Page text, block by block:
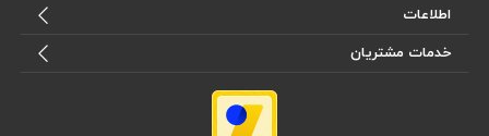
می‌شود. حتی راحتی بیشتری برای کاربران فراهم می‌آورد.
نکته جالب اینکه در خرید دستکش ایمنی نیز ویژگی‌هایی مثل مقاومت، راحتی،
طراحی ارگونومیک و ایمنی اهمیت زیادی دارد؛ پس انتخاب محصولاتی با
استانداردهای معتبر و کیفیت ساخت بالا کلید کارکرد بهتر و ایمن‌تر است. در
اطلاعات
خدمات مشتریان